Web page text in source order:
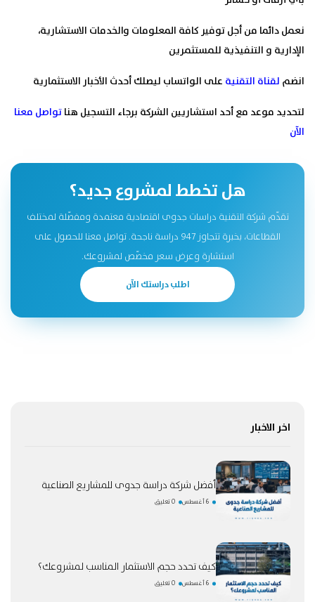
نعمل دائما من أجل توفير كافة المعلومات والخدمات الاستشارية،
الإدارية و التنفیذیة للمستثمرين
انضم لقناة التقنية على الواتساب ليصلك أحدث الأخبار الاستثمارية
لتحديد موعد مع أحد استشاريين الشركة برجاء التسجيل هناتواصل معنا
الآن
هل تخطط لمشروع جديد؟
تقدّم شركة التقنية دراسات جدوى اقتصادية معتمدة ومفصّلة لمختلف
القطاعات، بخبرة تتجاوز 947 دراسة ناجحة. تواصل معنا للحصول على
استشارة وعرض سعر مخصّص لمشروعك.
اطلب دراستك الآن
اخر الاخبار
أفضل شركة دراسة جدوى للمشاريع الصناعية
6 أغسطس 0 تعليق
كيف تحدد حجم الاستثمار المناسب لمشروعك؟
6 أغسطس 0 تعليق